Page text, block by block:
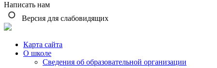
Написать нам
Версия для слабовидящих
Карта сайта
О школе
Сведения об образовательной организации